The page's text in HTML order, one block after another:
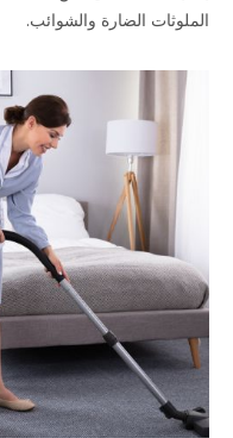
الملوثات الضارة والشوائب.